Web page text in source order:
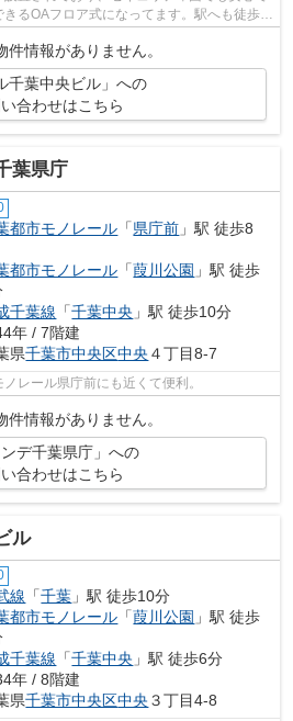
るOAフロア式になってます。駅へも徒歩で
件情報がありません。
千葉中央ビル」への
合わせはこちら
葉県庁
都市モノレール 「県庁前 」駅 徒歩8
都市モノレール 「葭川公園 」駅 徒歩
千葉線 「千葉中央 」駅 徒歩10分
年 / 7階建
県千葉市中央区中央 ４丁目8-7
レール県庁前にも近くて便利。
件情報がありません。
ンデ千葉県庁」への
合わせはこちら
ル
線 「千葉 」駅 徒歩10分
都市モノレール 「葭川公園 」駅 徒歩
千葉線 「千葉中央 」駅 徒歩6分
年 / 8階建
県千葉市中央区中央 ３丁目4-8